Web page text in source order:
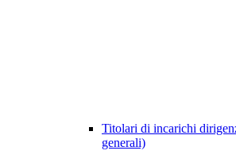
Titolari di incarichi
generali)